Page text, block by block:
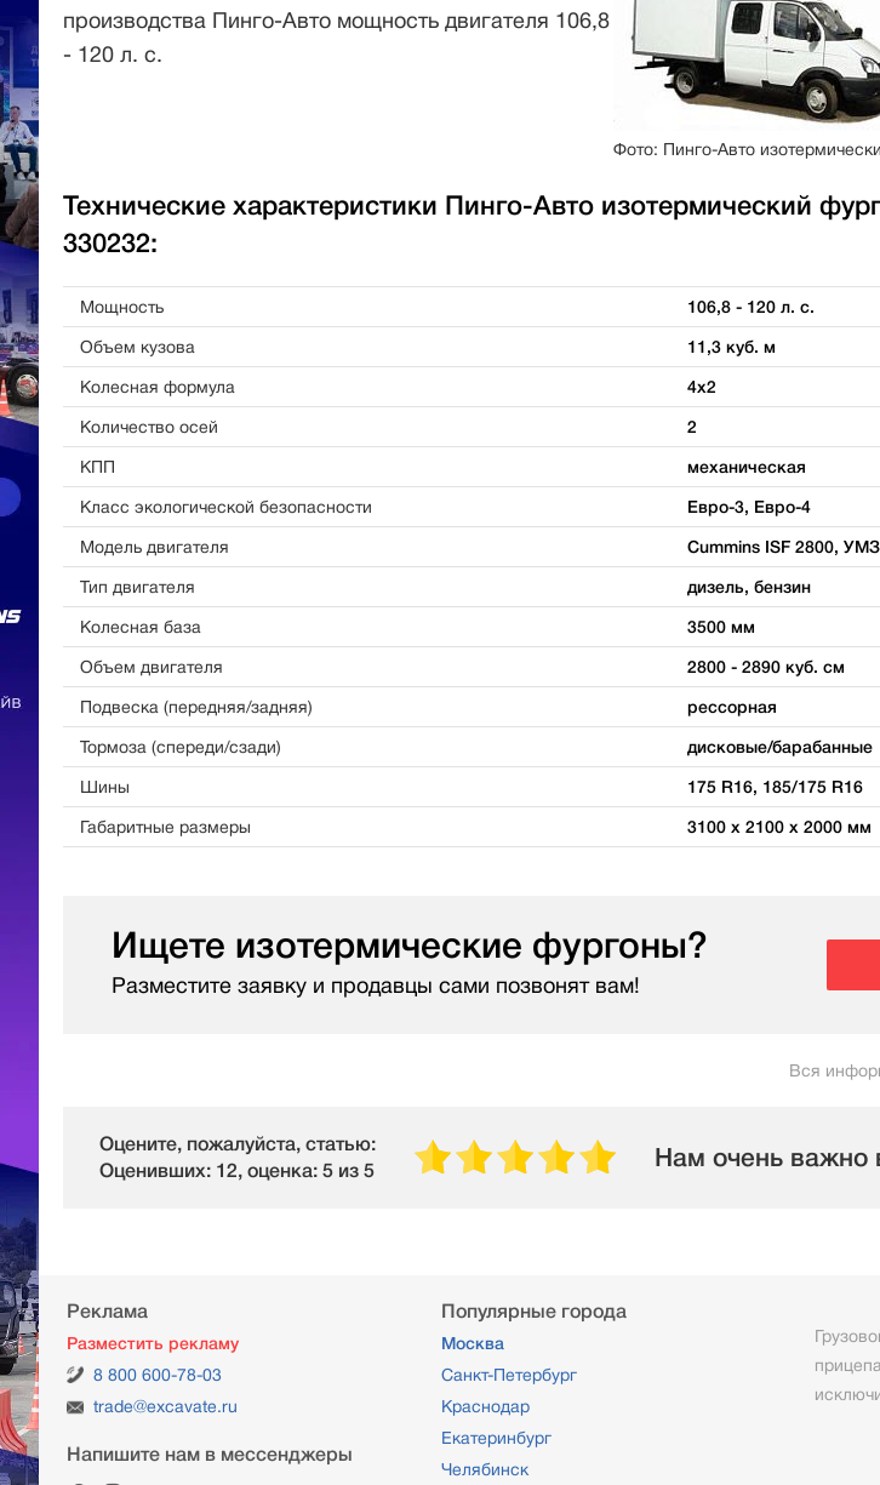
Фото: Пинго-Авто
производства Пинго-Авто мощность двигателя 106,8
- 120 л. с.
Технические характеристики Пинго-Авто изотермический
330232:
Мощность 106,8 - 120 л. с.
Объем кузова 11,3 куб. м
Колесная формула 4х2
Количество осей 2
КПП механическая
Класс экологической безопасности Евро-3, Евро-4
Модель двигателя Cummins ISF 2800,
Тип двигателя дизель, бензин
Колесная база 3500 мм
Объем двигателя 2800 - 2890 куб. см
Подвеска (передняя/задняя) рессорная
Тормоза (спереди/сзади) дисковые/барабанные
Шины 175 R16, 185/175 R16
Габаритные размеры 3100 х 2100 х 2000 мм
Ищете изотермические фургоны?
Разместите заявку и продавцы сами позвонят вам!
Вся
Оцените, пожалуйста, статью:
Оценивших: 12, оценка: 5 из 5
Нам очень важно
Реклама
Разместить рекламу
8 800 600-78-03
trade@excavate.ru
Напишите нам в мессенджеры
Популярные города
Москва
Санкт-Петербург
Краснодар
Екатеринбург
Челябинск